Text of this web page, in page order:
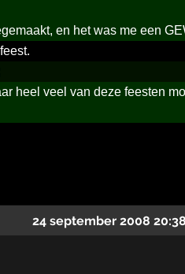
en het was me een
heel veel van deze feesten
24 september 2008 20:38